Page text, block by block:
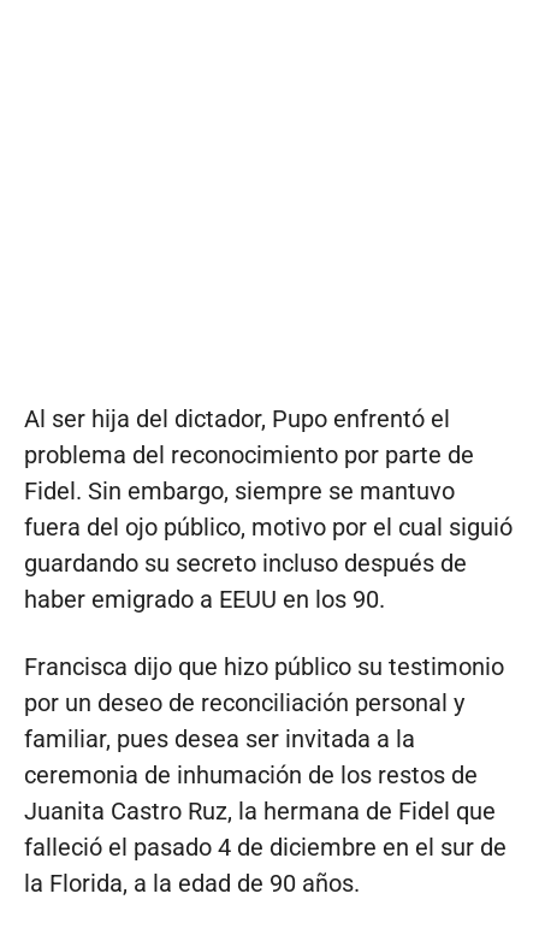
Al ser hija del dictador, Pupo enfrentó el
problema del reconocimiento por parte de
Fidel. Sin embargo, siempre se mantuvo
fuera del ojo público, motivo por el cual siguió
guardando su secreto incluso después de
haber emigrado a EEUU en los 90.
Francisca dijo que hizo público su testimonio
por un deseo de reconciliación personal y
familiar, pues desea ser invitada a la
ceremonia de inhumación de los restos de
Juanita Castro Ruz, la hermana de Fidel que
falleció el pasado 4 de diciembre en el sur de
la Florida, a la edad de 90 años.